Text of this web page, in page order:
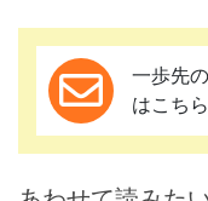
一歩先
はこちら